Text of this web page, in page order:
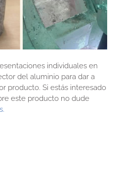
individuales en
del aluminio para dar a
producto. Si estás interesado
este producto no dude